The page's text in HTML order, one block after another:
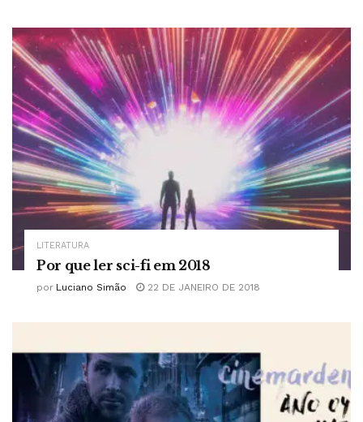
LITERATURA
Por que ler sci-fi em 2018
por Luciano Simão 22 DE JANEIRO DE 2018